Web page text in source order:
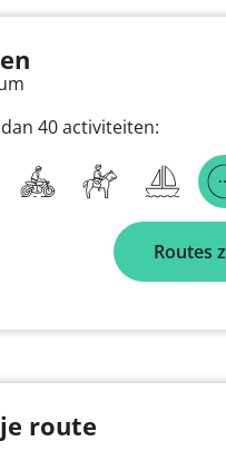
40 activiteiten:
Routes
route